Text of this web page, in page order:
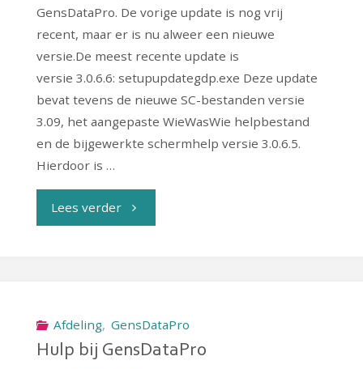
GensDataPro. De vorige update is nog vrij
recent, maar er is nu alweer een nieuwe
versie.De meest recente update is
versie 3.0.6.6: setupupdategdp.exe Deze update
bevat tevens de nieuwe SC-bestanden versie
3.09, het aangepaste WieWasWie helpbestand
en de bijgewerkte schermhelp versie 3.0.6.5.
Hierdoor is …
Lees verder"Nieuwe
Afdeling, GensDataPro
Hulp bij GensDataPro